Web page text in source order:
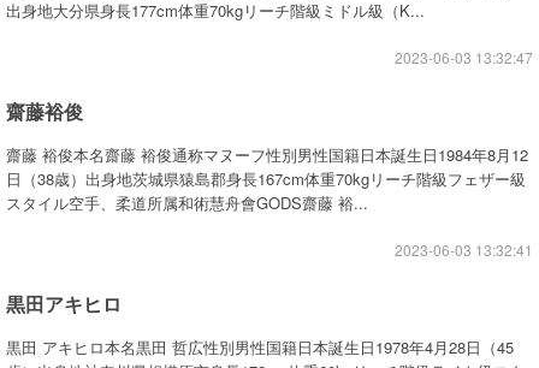
出身地大分県身長177cm体重70kgリーチ階級ミドル級（K...
2023-06-03 13:32:47
齋藤裕俊
齋藤 裕俊本名齋藤 裕俊通称マヌーフ性別男性国籍日本誕生日1984年8月12
日（38歳）出身地茨城県猿島郡身長167cm体重70kgリーチ階級フェザー級
スタイル空手、柔道所属和術慧舟會GODS齋藤 裕...
2023-06-03 13:32:41
黒田アキヒロ
黒田 アキヒロ本名黒田 哲広性別男性国籍日本誕生日1978年4月28日（45